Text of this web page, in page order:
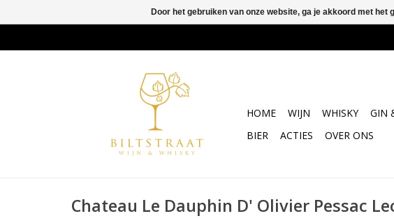
HOME WIJN WHISKY GIN
BIER
ACTIES OVER ONS
Chateau Le Dauphin D' Olivier Pessac
Door het gebruiken van onze website, ga je akkoord met